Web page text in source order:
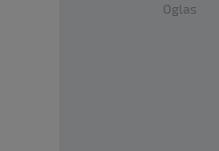
Oglas